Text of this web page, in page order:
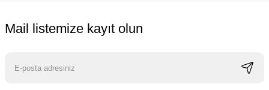
Mail listemize kayıt olun